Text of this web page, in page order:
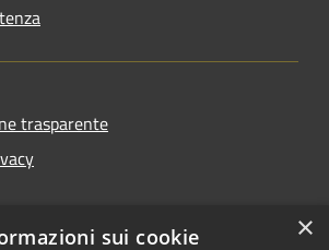
trasparente
accessibilità
×
sui cookie